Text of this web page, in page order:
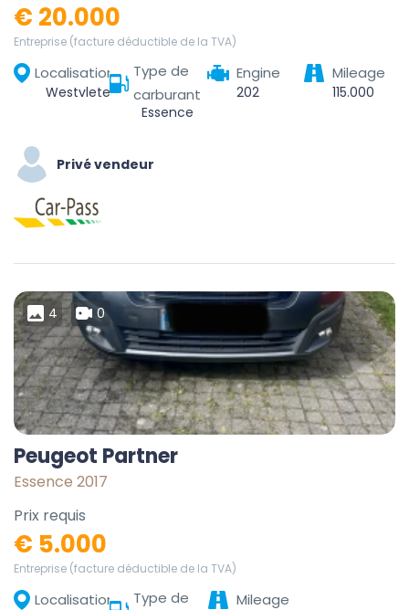
€ 20.000
Entreprise (facture déductible de la TVA)
Localisation
Westvleteren, Vleteren, Ieper, West-Vlaanderen, Vlaanderen, België
Type de
carburant
Essence
Engine
202
Mileage
115.000
Privé vendeur
4 0
Peugeot Partner
Essence 2017
Prix requis
€ 5.000
Entreprise (facture déductible de la TVA)
Localisation Type de Mileage